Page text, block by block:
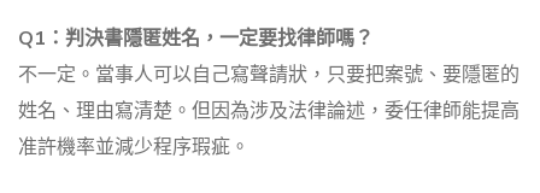
Q1：判決書隱匿姓名，一定要找律師嗎？
不一定。當事人可以自己寫聲請狀，只要把案號、要隱匿的
姓名、理由寫清楚。但因為涉及法律論述，委任律師能提高
准許機率並減少程序瑕疵。